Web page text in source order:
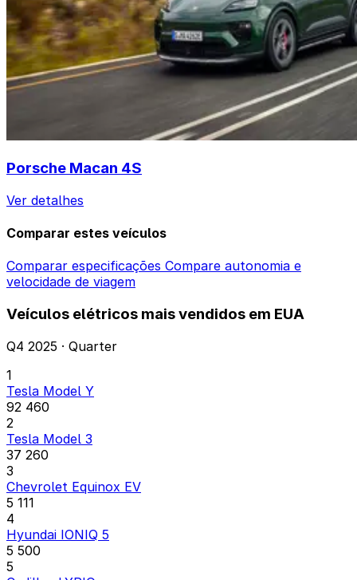
Porsche Macan 4S
Ver detalhes
Comparar estes veículos
Comparar especificações Compare autonomia e
velocidade de viagem
Veículos elétricos mais vendidos em EUA
Q4 2025 · Quarter
1
Tesla Model Y
92 460
2
Tesla Model 3
37 260
3
Chevrolet Equinox EV
5 111
4
Hyundai IONIQ 5
5 500
5